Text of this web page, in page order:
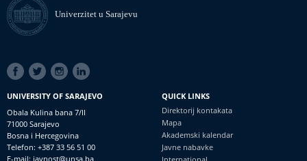
Univerzitet u Sarajevu
SOCIAL
LINKS
UNIVERSITY OF SARAJEVO
Obala Kulina bana 7/II
71000 Sarajevo
Bosna i Hercegovina
Telefon: +387 33 56 51 00
E-mail: javnost@unsa.ba
QUICK LINKS
Direktorij kontakata
Mapa
Akademski kalendar
Javne nabavke